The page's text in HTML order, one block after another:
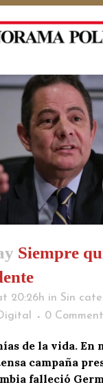
Siempre
20:26h in Sin
0
de la vida. En
campaña
falleció